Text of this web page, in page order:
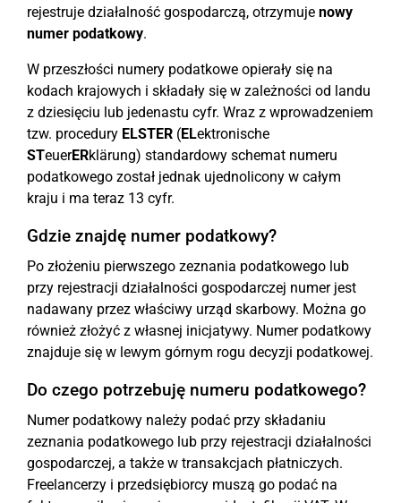
rejestruje działalność gospodarczą, otrzymuje nowy
numer podatkowy.
W przeszłości numery podatkowe opierały się na
kodach krajowych i składały się w zależności od landu
z dziesięciu lub jedenastu cyfr. Wraz z wprowadzeniem
tzw. procedury ELSTER (ELektronische
STeuerERklärung) standardowy schemat numeru
podatkowego został jednak ujednolicony w całym
kraju i ma teraz 13 cyfr.
Gdzie znajdę numer podatkowy?
Po złożeniu pierwszego zeznania podatkowego lub
przy rejestracji działalności gospodarczej numer jest
nadawany przez właściwy urząd skarbowy. Można go
również złożyć z własnej inicjatywy. Numer podatkowy
znajduje się w lewym górnym rogu decyzji podatkowej.
Do czego potrzebuję numeru podatkowego?
Numer podatkowy należy podać przy składaniu
zeznania podatkowego lub przy rejestracji działalności
gospodarczej, a także w transakcjach płatniczych.
Freelancerzy i przedsiębiorcy muszą go podać na